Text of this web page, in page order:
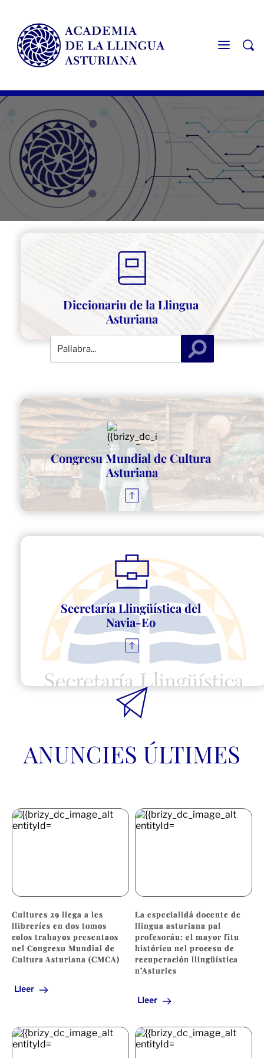
Diccionariu de la Llingua
Asturiana
Congresu Mundial de Cultura
Asturiana
Secretaría Llingüística del
Navia-Eo
ANUNCIES ÚLTIMES
Cultures 29 llega a les
llibreríes en dos tomos
colos trabayos presentaos
nel Congresu Mundial de
Cultura Asturiana (CMCA)
Lleer
La especialidá docente de
llingua asturiana pal
profesoráu: el mayor fitu
históricu nel procesu de
recuperación llingüística
n’Asturies
Lleer